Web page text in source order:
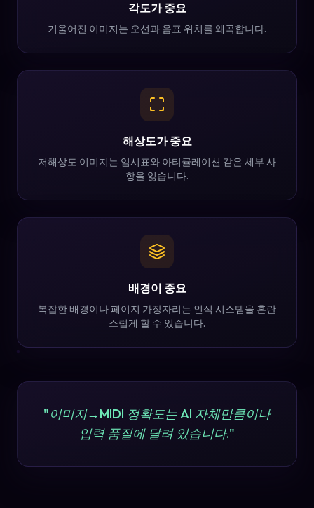
각도가 중요
기울어진 이미지는 오선과 음표 위치를 왜곡합니다.
해상도가 중요
저해상도 이미지는 임시표와 아티큘레이션 같은 세부 사
항을 잃습니다.
배경이 중요
복잡한 배경이나 페이지 가장자리는 인식 시스템을 혼란
스럽게 할 수 있습니다.
"이미지→MIDI 정확도는 AI 자체만큼이나
입력 품질에 달려 있습니다."